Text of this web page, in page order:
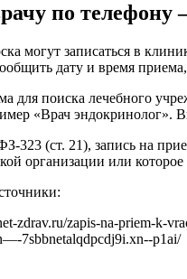
по
могут записаться в
дату и время
для поиска лечебного
«Врач эндокринолог».
323 (ст. 21), запись на
организации или
zdrav.ru/zapis-na-priem-k-
7sbbnetalqdpcdj9i.xn--p1ai/